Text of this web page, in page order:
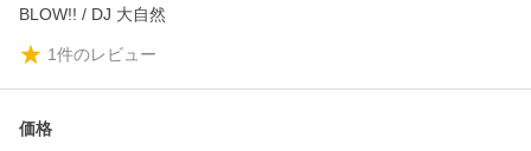
BLOW!! / DJ 大自然
1件のレビュー
価格